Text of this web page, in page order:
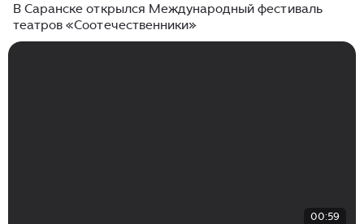
В Саранске открылся Международный фестиваль
театров «Соотечественники»
00:59